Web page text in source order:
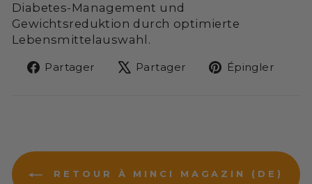
Diabetes-Management und
Gewichtsreduktion durch optimierte
Lebensmittelauswahl.
Partager
PartagerPartager
TweeterÉpingler
RETOUR À MINCI MAGAZIN (DE)